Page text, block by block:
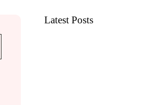
Latest Posts